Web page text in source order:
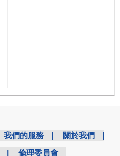
我們的服務 關於我們
倫理委員會